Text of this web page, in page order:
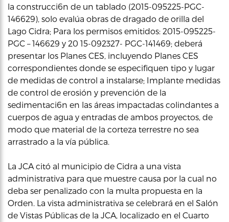
la construcci6n de un tablado (2015-095225-PGC-
146629), solo evalúa obras de dragado de orilla del
Lago Cidra; Para los permisos emitidos: 2015-095225-
PGC – 146629 y 20 15-092327- PGC-141469; deberá
presentar los Planes CES, incluyendo Planes CES
correspondientes donde se especifiquen tipo y lugar
de medidas de control a instalarse; Implante medidas
de control de erosión y prevención de la
sedimentaci6n en las áreas impactadas colindantes a
cuerpos de agua y entradas de ambos proyectos, de
modo que material de la corteza terrestre no sea
arrastrado a la vía pública.
La JCA citó al municipio de Cidra a una vista
administrativa para que muestre causa por la cual no
deba ser penalizado con la multa propuesta en la
Orden. La vista administrativa se celebrará en el Salón
de Vistas Públicas de la JCA, localizado en el Cuarto